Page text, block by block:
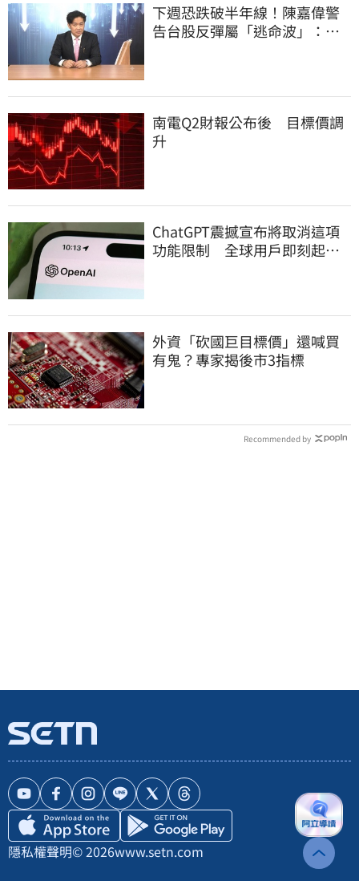
下週恐跌破半年線！陳嘉偉警
告台股反彈屬「逃命波」：空
南電Q2財報公布後 目標價調
升
ChatGPT震撼宣布將取消這項
功能限制 全球用戶即刻起
外資「砍國巨目標價」還喊買
有鬼？專家揭後市3指標
Recommended by
隱私權聲明© 2026www.setn.com